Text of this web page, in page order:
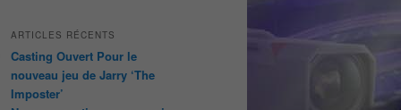
ARTICLES RÉCENTS
Casting Ouvert Pour le
nouveau jeu de Jarry ‘The
Imposter’